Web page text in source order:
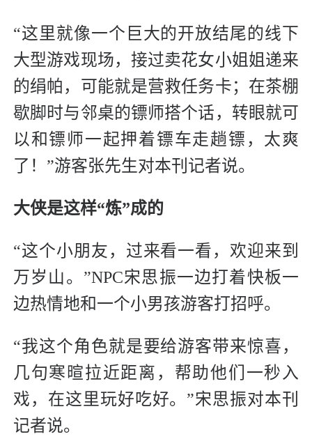
“这里就像一个巨大的开放结尾的线下
大型游戏现场，接过卖花女小姐姐递来
的绢帕，可能就是营救任务卡；在茶棚
歇脚时与邻桌的镖师搭个话，转眼就可
以和镖师一起押着镖车走趟镖，太爽
了！”游客张先生对本刊记者说。
大侠是这样“炼”成的
“这个小朋友，过来看一看，欢迎来到
万岁山。”NPC宋思振一边打着快板一
边热情地和一个小男孩游客打招呼。
“我这个角色就是要给游客带来惊喜，
几句寒暄拉近距离，帮助他们一秒入
戏，在这里玩好吃好。”宋思振对本刊
记者说。